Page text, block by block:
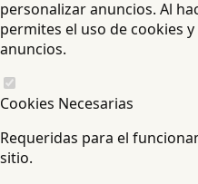
personalizar anuncios. Al
permites el uso de cookies
anuncios.
Cookies Necesarias
Requeridas para el
sitio.